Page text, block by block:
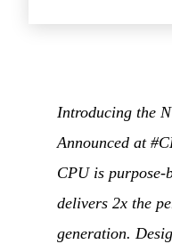
Introducing the
Announced at
CPU is
delivers 2x the
generation.